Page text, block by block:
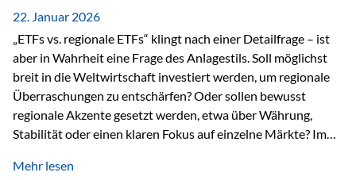
22. Januar 2026
„ETFs vs. regionale ETFs“ klingt nach einer Detailfrage – ist
aber in Wahrheit eine Frage des Anlagestils. Soll möglichst
breit in die Weltwirtschaft investiert werden, um regionale
Überraschungen zu entschärfen? Oder sollen bewusst
regionale Akzente gesetzt werden, etwa über Währung,
Stabilität oder einen klaren Fokus auf einzelne Märkte? Im
Wealth Police der Vienna-Life lassen sich beide Ansätze
Mehr lesen